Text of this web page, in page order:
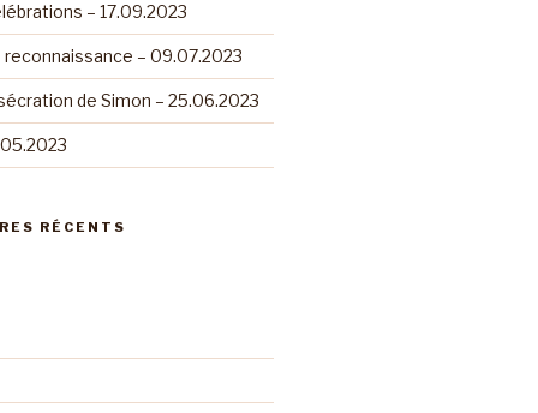
– 17.09.2023
– 09.07.2023
de Simon – 25.06.2023
RÉCENTS